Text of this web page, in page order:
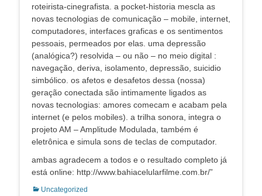
roteirista-cinegrafista. a pocket-historia mescla as
novas tecnologias de comunicação – mobile, internet,
computadores, interfaces graficas e os sentimentos
pessoais, permeados por elas. uma depressão
(analógica?) resolvida – ou não – no meio digital :
navegação, deriva, isolamento, depressão, suicidio
simbólico. os afetos e desafetos dessa (nossa)
geração conectada são intimamente ligados as
novas tecnologias: amores comecam e acabam pela
internet (e pelos mobiles). a trilha sonora, integra o
projeto AM – Amplitude Modulada, também é
eletrônica e simula sons de teclas de computador.
ambas agradecem a todos e o resultado completo já
está online: http://www.bahiacelularfilme.com.br/”
Categorias:
Uncategorized